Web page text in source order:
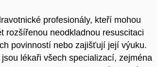
profesionály, kteří mohou
rozšířenou neodkladnou resuscitaci
povinností nebo zajišťují její výuku.
lékaři všech specializací, zejména